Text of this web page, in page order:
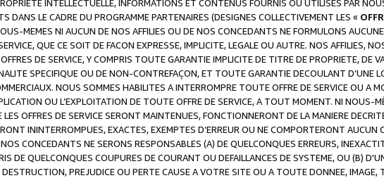
INTELLECTUELLE, INFORMATIONS ET CONTENUS FOURNIS OU UTILISES PAR
DANS LE CADRE DU PROGRAMME PARTENAIRES (DESIGNES COLLECTIVEMENT LES «
MEMES NI AUCUN DE NOS AFFILIES OU DE NOS CONCEDANTS NE FORMULONS
QUE CE SOIT DE FACON EXPRESSE, IMPLICITE, LEGALE OU AUTRE. NOS AFFILIES,
DE SERVICE, Y COMPRIS TOUTE GARANTIE IMPLICITE DE TITRE DE PROPRIETE, DE
SPECIFIQUE OU DE NON-CONTREFAÇON, ET TOUTE GARANTIE DECOULANT D’UNE
NOUS SOMMES HABILITES A INTERROMPRE TOUTE OFFRE DE SERVICE OU A
OU L’EXPLOITATION DE TOUTE OFFRE DE SERVICE, A TOUT MOMENT. NI NOUS-
OFFRES DE SERVICE SERONT MAINTENUES, FONCTIONNERONT DE LA MANIERE
ININTERROMPUES, EXACTES, EXEMPTES D’ERREUR OU NE COMPORTERONT AUCUN
CONCEDANTS NE SERONS RESPONSABLES (A) DE QUELCONQUES ERREURS,
DE QUELCONQUES COUPURES DE COURANT OU DEFAILLANCES DE SYSTEME, OU (B)
PREJUDICE OU PERTE CAUSE A VOTRE SITE OU A TOUTE DONNEE, IMAGE,